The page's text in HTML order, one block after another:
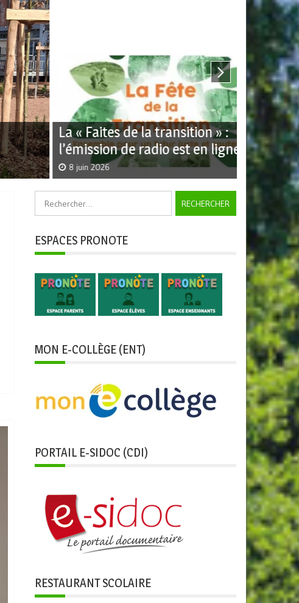
La « Faites de la transition » :
l’émission de radio est en ligne !
8 juin 2026
Inscrire
29 mai 2026
ESPACES PRONOTE
MON E-COLLÈGE (ENT)
PORTAIL E-SIDOC (CDI)
RESTAURANT SCOLAIRE